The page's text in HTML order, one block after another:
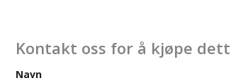
Kontakt oss for å kjøpe
Navn